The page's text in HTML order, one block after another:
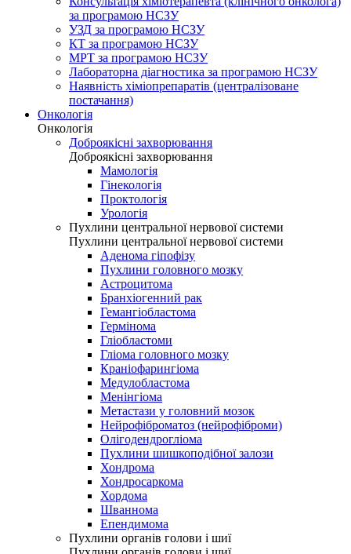
за програмою НСЗУ
УЗД за програмою НСЗУ
КТ за програмою НСЗУ
МРТ за програмою НСЗУ
Лабораторна діагностика за програмою НСЗУ
Наявність хіміопрепаратів (централізоване
постачання)
Онкологія
Онкологія
Доброякісні захворювання
Доброякісні захворювання
Мамологія
Гінекологія
Проктологія
Урологія
Пухлини центральної нервової системи
Пухлини центральної нервової системи
Аденома гіпофізу
Пухлини головного мозку
Астроцитома
Бранхіогенний рак
Гемангіобластома
Гермінома
Гліобластоми
Гліома головного мозку
Краніофарингіома
Медулобластома
Менінгіома
Метастази у головний мозок
Нейрофіброматоз (нейрофіброми)
Олігодендрогліома
Пухлини шишкоподібної залози
Хондрома
Хондросаркома
Хордома
Шваннома
Епендимома
Пухлини органів голови і шиї